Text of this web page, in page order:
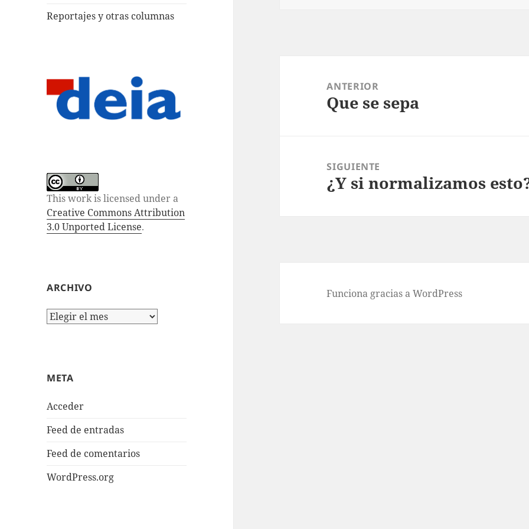
Reportajes y otras columnas
This work is licensed under a
Creative Commons Attribution
3.0 Unported License.
ARCHIVO
Archivo
META
Acceder
Feed de entradas
Feed de comentarios
WordPress.org
entradas
ANTERIOR
Entrada
Que se sepa
SIGUIENTE
Entrada
¿Y si normalizamos
Funciona gracias a WordPress